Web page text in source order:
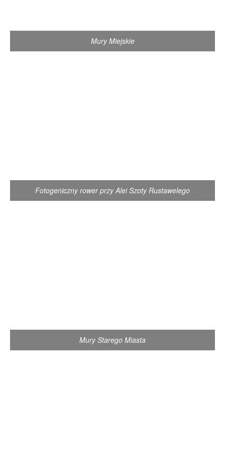
Mury Miejskie
Fotogeniczny rower przy Alei Szoty Rustawelego
Mury Starego Miasta